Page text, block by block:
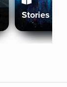
Stories